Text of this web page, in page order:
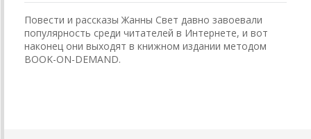
Повести и рассказы Жанны Свет давно завоевали
популярность среди читателей в Интернете, и вот
наконец они выходят в книжном издании методом
BOOK-ON-DEMAND.